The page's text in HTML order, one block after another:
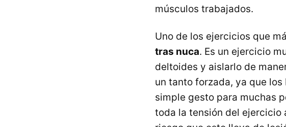
músculos trabajados.
Uno de los ejercicios que
tras nuca. Es un ejercicio
deltoides y aislarlo de
un tanto forzada, ya que
simple gesto para muchas
toda la tensión del ejercicio